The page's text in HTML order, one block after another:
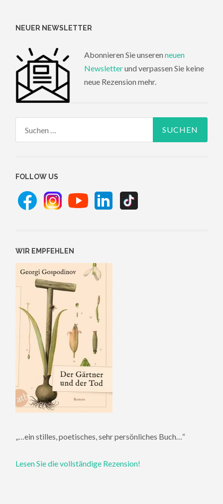
NEUER NEWSLETTER
Abonnieren Sie unseren neuen
Newsletterund verpassen Sie keine
neue Rezension mehr.
FOLLOW US
WIR EMPFEHLEN
„…ein stilles, poetisches, sehr persönliches Buch…“
Lesen Sie die vollständige Rezension!